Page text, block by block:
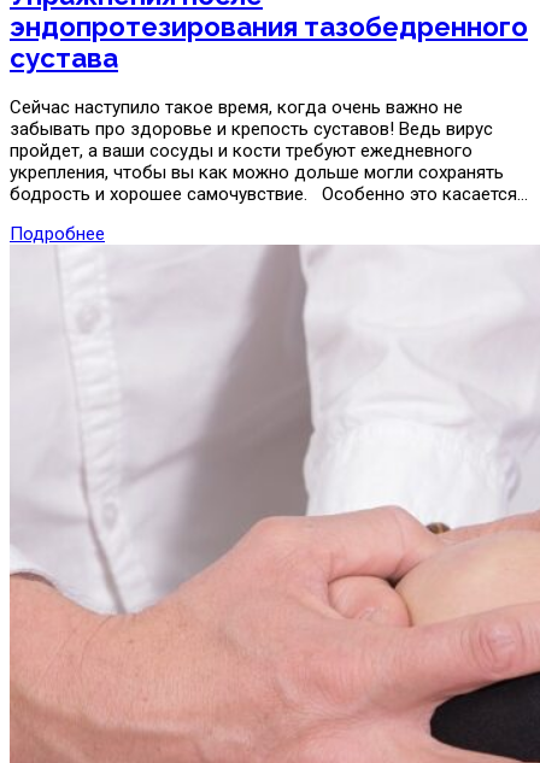
эндопротезирования тазобедренного
сустава
Сейчас наступило такое время, когда очень важно не
забывать про здоровье и крепость суставов! Ведь вирус
пройдет, а ваши сосуды и кости требуют ежедневного
укрепления, чтобы вы как можно дольше могли сохранять
бодрость и хорошее самочувствие. Особенно это касается…
Подробнее